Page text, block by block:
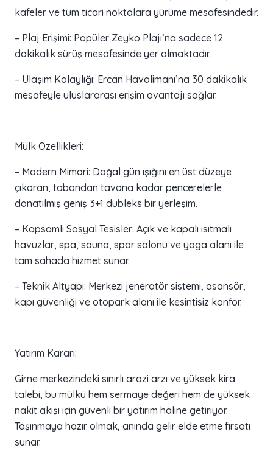
kafeler ve tüm ticari noktalara yürüme mesafesindedir.
– Plaj Erişimi: Popüler Zeyko Plajı’na sadece 12
dakikalık sürüş mesafesinde yer almaktadır.
– Ulaşım Kolaylığı: Ercan Havalimanı’na 30 dakikalık
mesafeyle uluslararası erişim avantajı sağlar.
Mülk Özellikleri:
– Modern Mimari: Doğal gün ışığını en üst düzeye
çıkaran, tabandan tavana kadar pencerelerle
donatılmış geniş 3+1 dubleks bir yerleşim.
– Kapsamlı Sosyal Tesisler: Açık ve kapalı ısıtmalı
havuzlar, spa, sauna, spor salonu ve yoga alanı ile
tam sahada hizmet sunar.
– Teknik Altyapı: Merkezi jeneratör sistemi, asansör,
kapı güvenliği ve otopark alanı ile kesintisiz konfor.
Yatırım Kararı:
Girne merkezindeki sınırlı arazi arzı ve yüksek kira
talebi, bu mülkü hem sermaye değeri hem de yüksek
nakit akışı için güvenli bir yatırım haline getiriyor.
Taşınmaya hazır olmak, anında gelir elde etme fırsatı
sunar.